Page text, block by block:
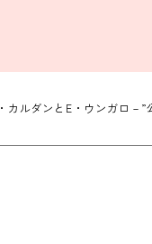
ルダンとE・ウンガロ－”